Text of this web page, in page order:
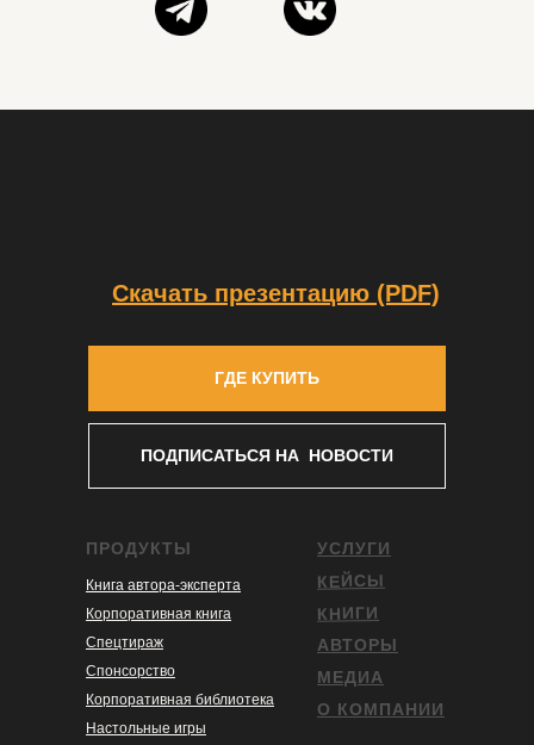
ПРОДУКТЫ
Книга автора-эксперта
Корпоративная книга
Спецтираж
Спонсорство
Корпоративная библиотека
Настольные игры
УСЛУГИ
КЕЙСЫ
КНИГИ
АВТОРЫ
МЕДИА
О КОМПАНИИ
ГДЕ КУПИТЬ
ПОДПИСАТЬСЯ НА НОВОСТИ
Скачать презентацию (PDF)